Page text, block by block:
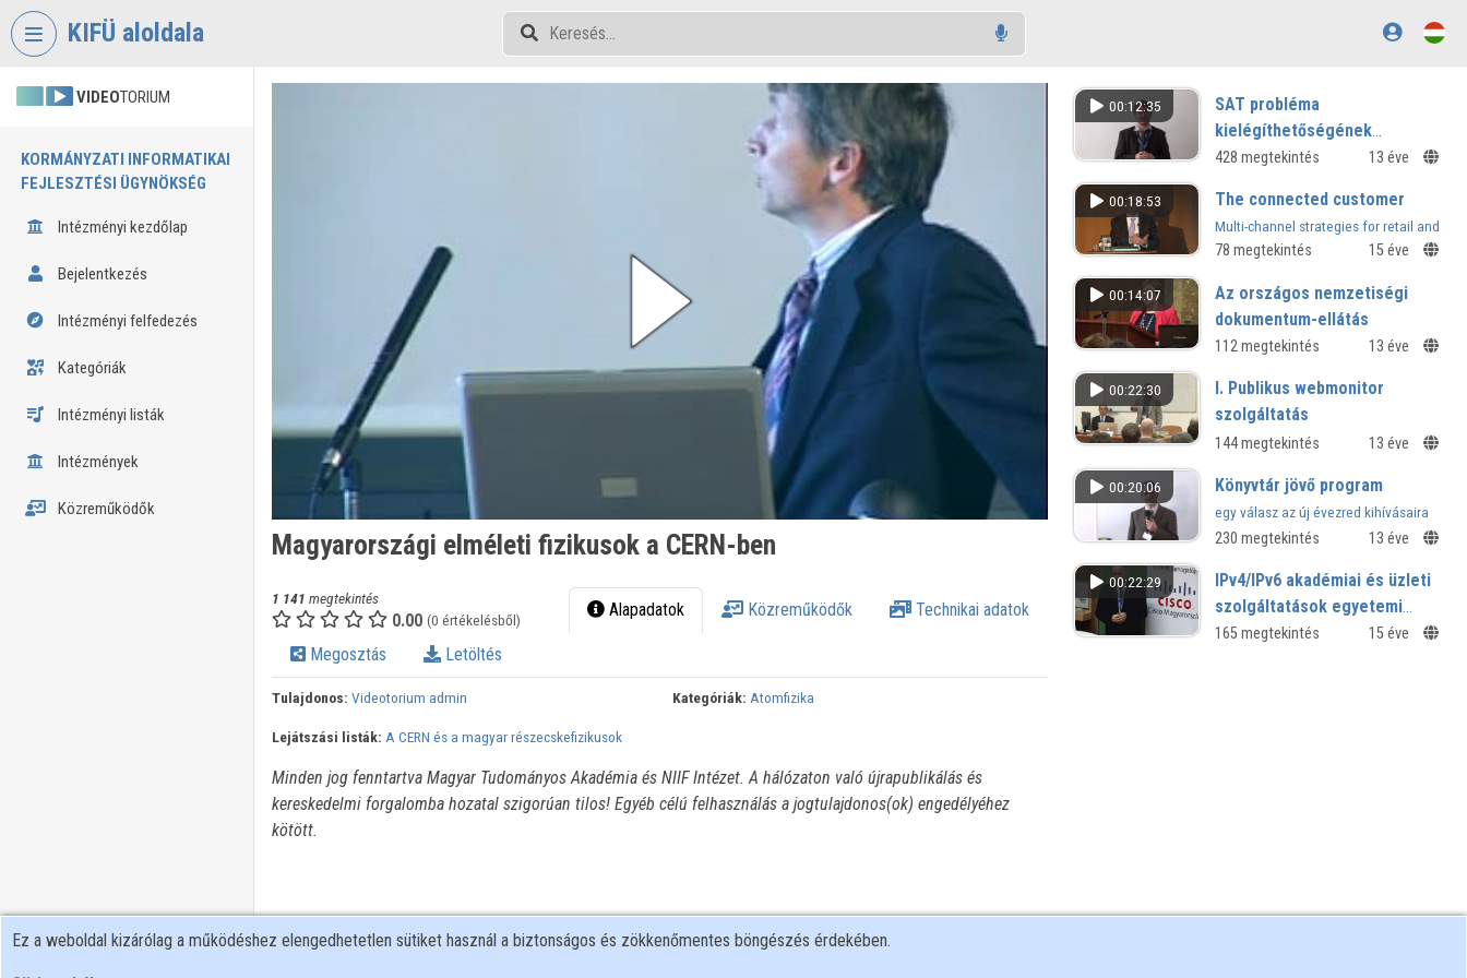
Fejléc kihagyása
KIFÜ aloldala
VIDEOTORIUM
KORMÁNYZATI INFORMATIKAI
FEJLESZTÉSI ÜGYNÖKSÉG
Intézményi kezdőlap
Bejelentkezés
Intézményi felfedezés
Kategóriák
Intézményi listák
Intézmények
Közreműködők
Magyarországi elméleti fizikusok a CERN-ben
1 141 megtekintés
0.00 (0 értékelésből) Alapadatok Közreműködők Technikai adatok
Megosztás Letöltés
Tulajdonos: Videotorium admin Kategóriák: Atomfizika
Lejátszási listák: A CERN és a magyar részecskefizikusok
Minden jog fenntartva Magyar Tudományos Akadémia és NIIF Intézet. A hálózaton való újrapublikálás és
kereskedelmi forgalomba hozatal szigorúan tilos! Egyéb célú felhasználás a jogtulajdonos(ok) engedélyéhez
kötött.
00:12:35
SAT probléma
kielégíthetőségének
vizsgálata masszív parallel
alkalmazásával
428 megtekintés 13 éve
00:18:53 The connected customer
Multi-channel strategies for retail and
wholesale
78 megtekintés 15 éve
00:14:07
Az országos nemzetiségi
dokumentum-ellátás
kialakulása, helyzete,
korreferátum
112 megtekintés 13 éve
00:22:30
I. Publikus webmonitor
szolgáltatás
144 megtekintés 13 éve
00:20:06 Könyvtár jövő program
egy válasz az új évezred kihívásaira
230 megtekintés 13 éve
00:22:29
IPv4/IPv6 akadémiai és üzleti
szolgáltatások egyetemi
környezetben
165 megtekintés 15 éve
Ez a weboldal kizárólag a működéshez elengedhetetlen sütiket használ a biztonságos és zökkenőmentes böngészés érdekében.